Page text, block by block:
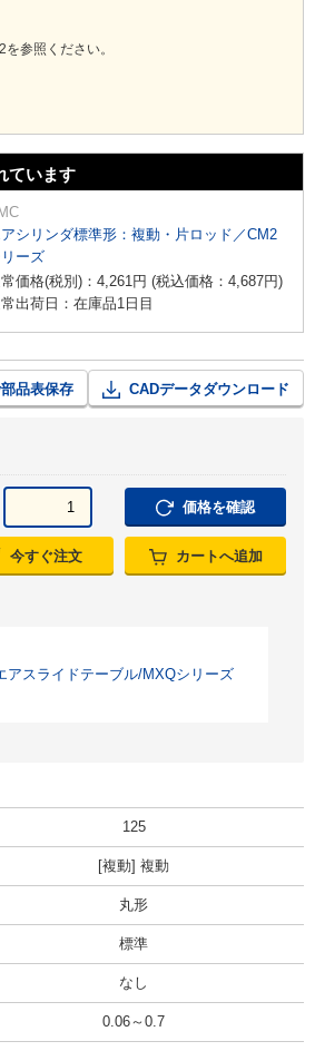
参照ください。
ています
シリンダ標準形：複動・片ロッド／CM2
ーズ
価格(税別)： 4,261円 (税込価格： 4,687円)
出荷日：在庫品1日目
品表保存 CADデータダウンロード
価格を確認
今すぐ注文 カートへ追加
アスライドテーブル/MXQシリーズ
125
[複動] 複動
丸形
標準
なし
0.06～0.7